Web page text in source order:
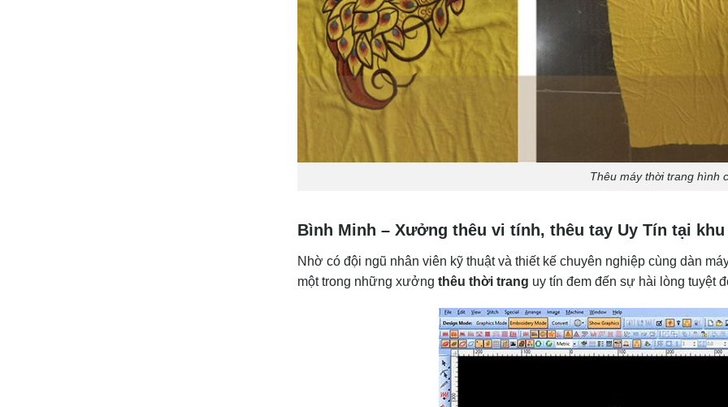
Thêu máy thời trang hình
Bình Minh – Xưởng thêu vi tính, thêu tay Uy Tín tại
Nhờ có đội ngũ nhân viên kỹ thuật và thiết kế chuyên nghiệp cùng dàn
một trong những xưởng thêu thời trang uy tín đem đến sự hài lòng tuyệt